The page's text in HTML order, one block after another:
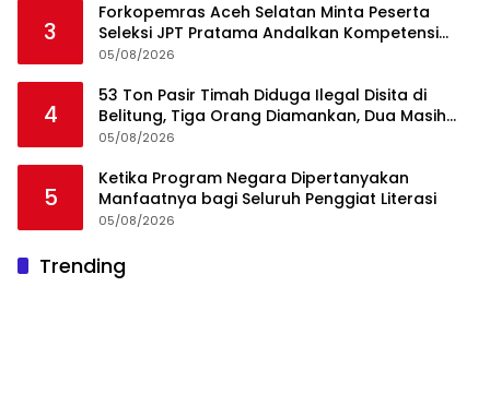
3
Forkopemras Aceh Selatan Minta Peserta
Seleksi JPT Pratama Andalkan Kompetensi
dan Integritas, Bukan Kedekatan
05/08/2026
4
53 Ton Pasir Timah Diduga Ilegal Disita di
Belitung, Tiga Orang Diamankan, Dua Masih
Diburu
05/08/2026
5
Ketika Program Negara Dipertanyakan
Manfaatnya bagi Seluruh Penggiat Literasi
05/08/2026
Trending